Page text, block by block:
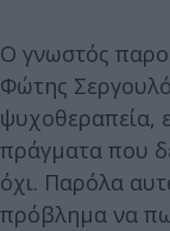
Ο γνωστός
Φώτης
ψυχοθεραπεία,
πράγματα που
όχι. Παρόλα
πρόβλημα να